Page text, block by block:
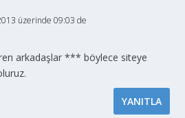
üzerinde 09:03 de
arkadaşlar *** böylece siteye
YANITLA